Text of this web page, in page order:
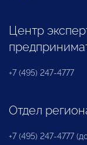
Центр
+7 (495) 247-4777
Отдел
+7 (495) 247-4777